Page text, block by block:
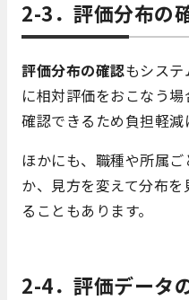
2-3．評価分布の
評価分布の確認もシス
に相対評価をおこなう
確認できるため負担軽減
ほかにも、職種や所属
か、見方を変えて分布
ることもあります。
2-4．評価データ